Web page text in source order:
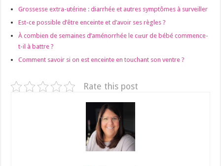
Grossesse extra-utérine : diarrhée et autres symptômes à surveiller
Est-ce possible d’être enceinte et d’avoir ses règles ?
À combien de semaines d’aménorrhée le cœur de bébé commence-
t-il à battre ?
Comment savoir si on est enceinte en touchant son ventre ?
Rate this post